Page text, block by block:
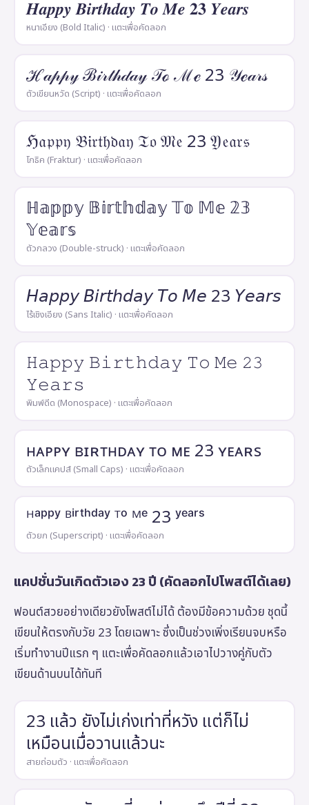
𝑯𝒂𝒑𝒑𝒚 𝑩𝒊𝒓𝒕𝒉𝒅𝒂𝒚 𝑻𝒐 𝑴𝒆 𝟐𝟑 𝒀𝒆𝒂𝒓𝒔
หนาเอียง (Bold Italic) · แตะเพื่อคัดลอก
ℋ𝒶𝓅𝓅𝓎 ℬ𝒾𝓇𝓉𝒽𝒹𝒶𝓎 𝒯ℴ ℳℯ 23 𝒴ℯ𝒶𝓇𝓈
ตัวเขียนหวัด (Script) · แตะเพื่อคัดลอก
ℌ𝔞𝔭𝔭𝔶 𝔅𝔦𝔯𝔱𝔥𝔡𝔞𝔶 𝔗𝔬 𝔐𝔢 23 𝔜𝔢𝔞𝔯𝔰
โกธิค (Fraktur) · แตะเพื่อคัดลอก
ℍ𝕒𝕡𝕡𝕪 𝔹𝕚𝕣𝕥𝕙𝕕𝕒𝕪 𝕋𝕠 𝕄𝕖 𝟚𝟛
𝕐𝕖𝕒𝕣𝕤
ตัวกลวง (Double-struck) · แตะเพื่อคัดลอก
𝘏𝘢𝘱𝘱𝘺 𝘉𝘪𝘳𝘵𝘩𝘥𝘢𝘺 𝘛𝘰 𝘔𝘦 23 𝘠𝘦𝘢𝘳𝘴
ไร้เชิงเอียง (Sans Italic) · แตะเพื่อคัดลอก
𝙷𝚊𝚙𝚙𝚢 𝙱𝚒𝚛𝚝𝚑𝚍𝚊𝚢 𝚃𝚘 𝙼𝚎 𝟸𝟹
𝚈𝚎𝚊𝚛𝚜
พิมพ์ดีด (Monospace) · แตะเพื่อคัดลอก
ʜᴀᴘᴘʏ ʙɪʀᴛʜᴅᴀʏ ᴛᴏ ᴍᴇ 23 ʏᴇᴀʀs
ตัวเล็กแคปส์ (Small Caps) · แตะเพื่อคัดลอก
ᴴᵃᵖᵖʸ ᴮⁱʳᵗʰᵈᵃʸ ᵀᵒ ᴹᵉ 23 ʸᵉᵃʳˢ
ตัวยก (Superscript) · แตะเพื่อคัดลอก
แคปชั่นวันเกิดตัวเอง 23 ปี (คัดลอกไปโพสต์ได้เลย)
ฟอนต์สวยอย่างเดียวยังโพสต์ไม่ได้ ต้องมีข้อความด้วย ชุดนี้
เขียนให้ตรงกับวัย 23 โดยเฉพาะ ซึ่งเป็นช่วงเพิ่งเรียนจบหรือ
เริ่มทำงานปีแรก ๆ แตะเพื่อคัดลอกแล้วเอาไปวางคู่กับตัว
เขียนด้านบนได้ทันที
23 แล้ว ยังไม่เก่งเท่าที่หวัง แต่ก็ไม่
เหมือนเมื่อวานแล้วนะ
สายถ่อมตัว · แตะเพื่อคัดลอก